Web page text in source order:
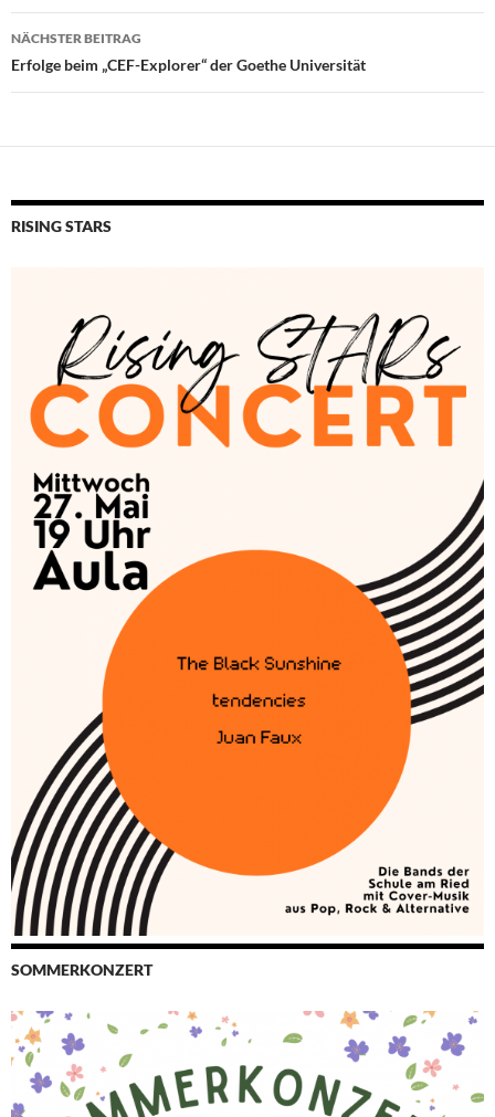
NÄCHSTER BEITRAG
Erfolge beim „CEF-Explorer“ der Goethe Universität
RISING STARS
SOMMERKONZERT